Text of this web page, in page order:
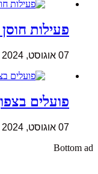
פעילות
07 אוגוסט, 2024
פועלים
07 אוגוסט, 2024
Bottom ad